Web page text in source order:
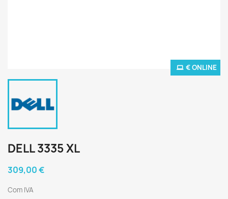
€ ONLINE
DELL 3335 XL
309,00 €
Com IVA